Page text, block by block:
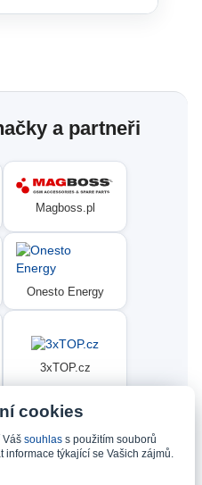
a partneři
Magboss.pl
Onesto Energy
3xTOP.cz
Ninex.cz
cookies
Váš souhlass použitím souborů
týkající se Vašich zájmů.